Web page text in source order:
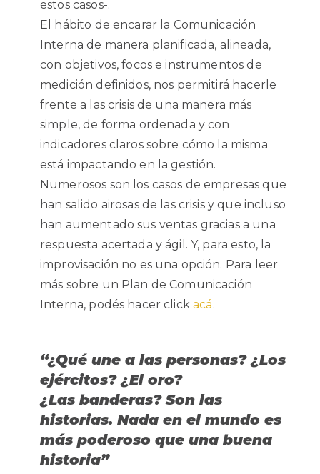
estos casos-.
El hábito de encarar la Comunicación
Interna de manera planificada, alineada,
con objetivos, focos e instrumentos de
medición definidos, nos permitirá hacerle
frente a las crisis de una manera más
simple, de forma ordenada y con
indicadores claros sobre cómo la misma
está impactando en la gestión.
Numerosos son los casos de empresas que
han salido airosas de las crisis y que incluso
han aumentado sus ventas gracias a una
respuesta acertada y ágil. Y, para esto, la
improvisación no es una opción. Para leer
más sobre un Plan de Comunicación
Interna, podés hacer clickacá.
“¿Qué une a las personas? ¿Los
ejércitos? ¿El oro?
¿Las banderas? Son las
historias. Nada en el mundo es
más poderoso que una buena
historia”